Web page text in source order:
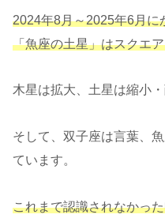
2024年8月～2025年6月に
「魚座の土星」はスクエ
木星は拡大、土星は縮小・
そして、双子座は言葉、
ています。
これまで認識されなかっ